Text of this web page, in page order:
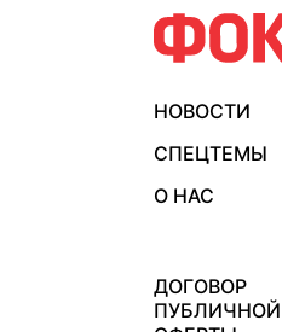
НОВОСТИ
СПЕЦТЕМЫ
О НАС
ДОГОВОР
ПУБЛИЧНОЙ